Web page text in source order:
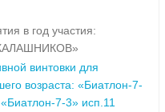
в год участия:
винтовки для
возраста: «Биатлон-7-
7-3» исп.11